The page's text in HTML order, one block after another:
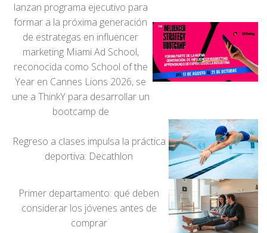
lanzan programa ejecutivo para
formar a la próxima generación
de estrategas en influencer
marketing Miami Ad School,
reconocida como School of the
Year en Cannes Lions 2026, se
une a ThinkY para desarrollar un
bootcamp de
Regreso a clases impulsa la práctica
deportiva: Decathlon
Primer departamento: qué deben
considerar los jóvenes antes de
comprar